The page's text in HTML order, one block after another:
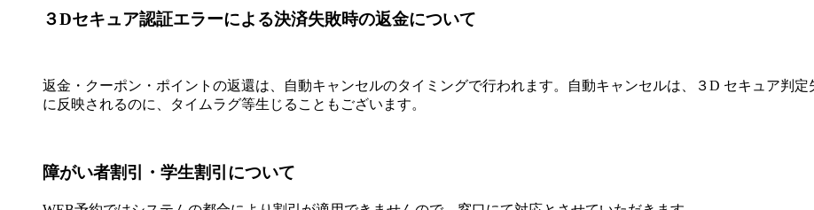
３Dセキュア認証エラーによる決済失敗時の返金について
返金・クーポン・ポイントの返還は、自動キャンセルのタイミングで行われます。自動キャンセルは、３D セキュア判
に反映されるのに、タイムラグ等生じることもございます。
障がい者割引・学生割引について